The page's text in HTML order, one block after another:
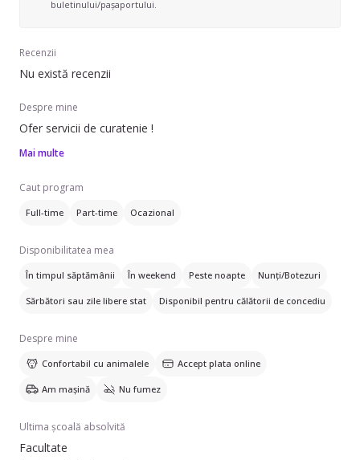
buletinului/pașaportului.
Recenzii
Nu există recenzii
Despre mine
Ofer servicii de curatenie !
Mai multe
Caut program
Full-time Part-time Ocazional
Disponibilitatea mea
În timpul săptămânii În weekend Peste noapte Nunți/Botezuri
Sărbători sau zile libere stat Disponibil pentru călătorii de concediu
Despre mine
Confortabil cu animalele Accept plata online
Am mașină Nu fumez
Ultima școală absolvită
Facultate